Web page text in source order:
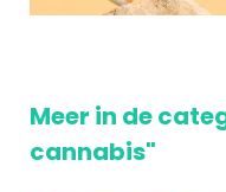
Meer in de
cannabis"